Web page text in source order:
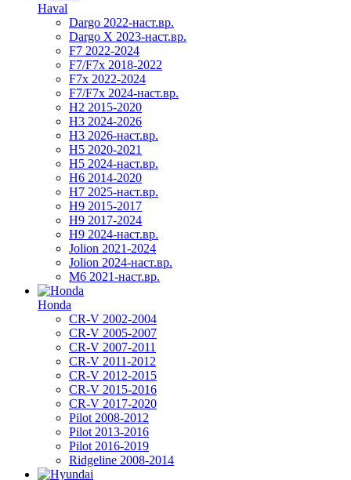
Haval
Dargo 2022-наст.вр.
Dargo X 2023-наст.вр.
F7 2022-2024
F7/F7x 2018-2022
F7x 2022-2024
F7/F7x 2024-наст.вр.
H2 2015-2020
H3 2024-2026
H3 2026-наст.вр.
H5 2020-2021
H5 2024-наст.вр.
H6 2014-2020
H7 2025-наст.вр.
H9 2015-2017
H9 2017-2024
H9 2024-наст.вр.
Jolion 2021-2024
Jolion 2024-наст.вр.
М6 2021-наст.вр.
Honda
CR-V 2002-2004
CR-V 2005-2007
CR-V 2007-2011
CR-V 2011-2012
CR-V 2012-2015
CR-V 2015-2016
CR-V 2017-2020
Pilot 2008-2012
Pilot 2013-2016
Pilot 2016-2019
Ridgeline 2008-2014